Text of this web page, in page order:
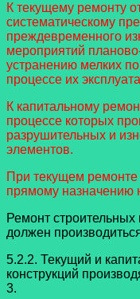
К текущему ремонту
систематическому
преждевременного
мероприятий
устранению мелких
процессе их
К капитальному
процессе которых
разрушительных и
элементов.
При текущем
прямому назначению
Ремонт строительных
должен
5.2.2. Текущий и
конструкций
3.